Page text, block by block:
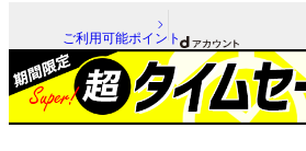
ご利用可能ポイント